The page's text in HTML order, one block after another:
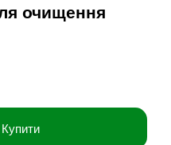
очищення
Купити